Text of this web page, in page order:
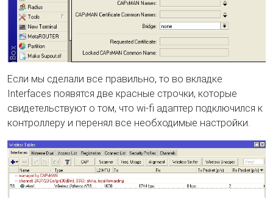
Если мы сделали все правильно, то во вкладке
Interfaces появятся две красные строчки, которые
свидетельствуют о том, что wi-fi адаптер подключился к
контроллеру и перенял все необходимые настройки.